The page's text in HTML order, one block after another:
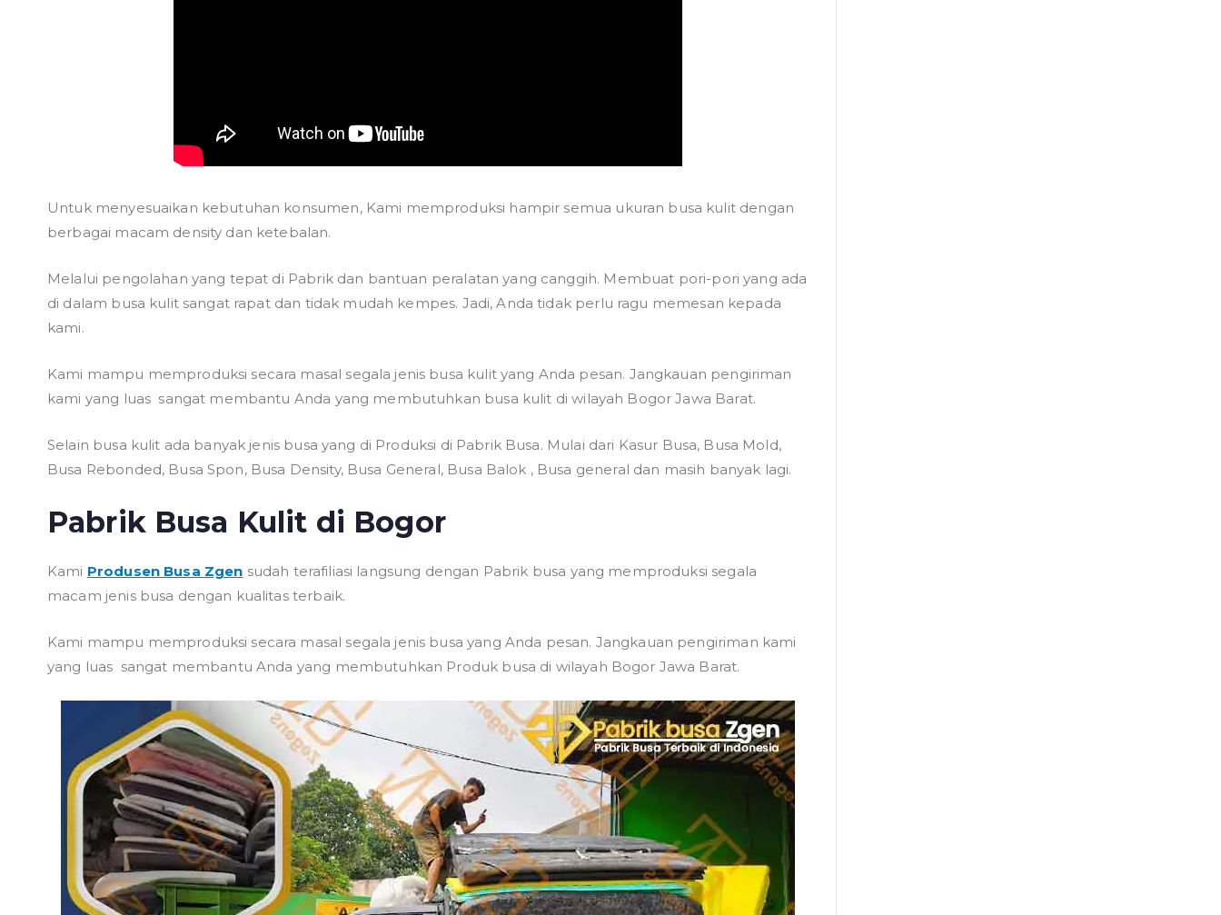
Untuk menyesuaikan kebutuhan konsumen, Kami memproduksi hampir semua ukuran busa kulit dengan
berbagai macam density dan ketebalan.
Melalui pengolahan yang tepat di Pabrik dan bantuan peralatan yang canggih. Membuat pori-pori yang ada
di dalam busa kulit sangat rapat dan tidak mudah kempes. Jadi, Anda tidak perlu ragu memesan kepada
kami.
Kami mampu memproduksi secara masal segala jenis busa kulit yang Anda pesan. Jangkauan pengiriman
kami yang luas sangat membantu Anda yang membutuhkan busa kulit di wilayah Bogor Jawa Barat.
Selain busa kulit ada banyak jenis busa yang di Produksi di Pabrik Busa. Mulai dari Kasur Busa, Busa Mold,
Busa Rebonded, Busa Spon, Busa Density, Busa General, Busa Balok , Busa general dan masih banyak lagi.
Pabrik Busa Kulit di Bogor
Kami Produsen Busa Zgen sudah terafiliasi langsung dengan Pabrik busa yang memproduksi segala
macam jenis busa dengan kualitas terbaik.
Kami mampu memproduksi secara masal segala jenis busa yang Anda pesan. Jangkauan pengiriman kami
yang luas sangat membantu Anda yang membutuhkan Produk busa di wilayah Bogor Jawa Barat.